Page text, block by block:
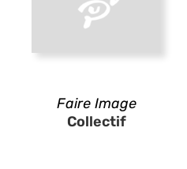
Faire Image
Collectif